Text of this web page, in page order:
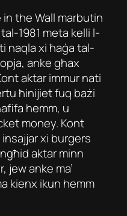
the Wall marbutin
1981 meta kelli l-
naqla xi ħaġa tal-
anke għax
aktar immur nati
ħinijiet fuq bażi
hemm, u
money. Kont
xi burgers
aktar minn
jew anke ma’
kienx ikun hemm